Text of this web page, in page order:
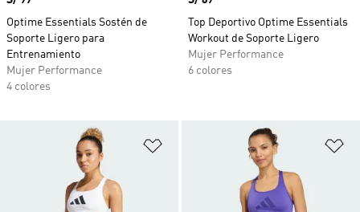
Optime Essentials Sostén de
Soporte Ligero para
Entrenamiento
Mujer Performance
4 colores
Top Deportivo Optime Essentials
Workout de Soporte Ligero
Mujer Performance
6 colores
Añadir a la lista de deseos